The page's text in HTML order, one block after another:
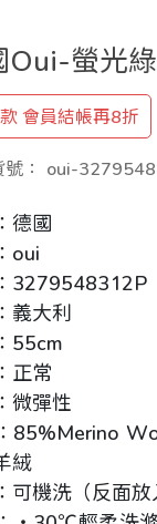
Oui-螢光
會員結帳再8折
： oui-
德國
oui
3279548312P
義大利
55cm
正常
微彈性
85%Merino
絨
可機洗（反面放